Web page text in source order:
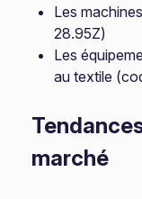
Les
28.95Z)
Les
au textile
marché